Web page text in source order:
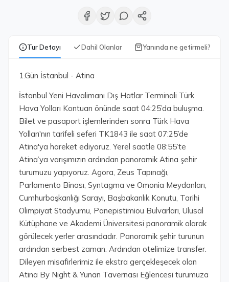
Tur Detayı Dahil Olanlar Yanında ne getirmeli?
1.Gün İstanbul - Atina
İstanbul Yeni Havalimanı Dış Hatlar Terminali Türk
Hava Yolları Kontuarı önünde saat 04:25’da buluşma.
Bilet ve pasaport işlemlerinden sonra Türk Hava
Yolları'nın tarifeli seferi TK1843 ile saat 07:25’de
Atina'ya hareket ediyoruz. Yerel saatle 08:55’te
Atina’ya varışımızın ardından panoramik Atina şehir
turumuzu yapıyoruz. Agora, Zeus Tapınağı,
Parlamento Binası, Syntagma ve Omonia Meydanları,
Cumhurbaşkanlığı Sarayı, Başbakanlık Konutu, Tarihi
Olimpiyat Stadyumu, Panepistimiou Bulvarları, Ulusal
Kütüphane ve Akademi Üniversitesi panoramik olarak
görülecek yerler arasındadır. Panoramik şehir turunun
ardından serbest zaman. Ardından otelimize transfer.
Dileyen misafirlerimiz ile ekstra gerçekleşecek olan
Atina By Night & Yunan Tavernası Eğlencesi turumuza